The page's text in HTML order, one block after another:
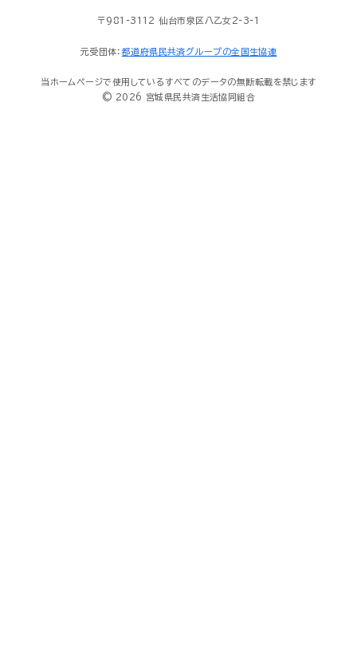
〒981-3112 仙台市泉区八乙女2-3-1
元受団体： 都道府県民共済グループの全国生協連
当ホームページで使用しているすべてのデータの無断転載を禁じます
© 2026 宮城県民共済生活協同組合